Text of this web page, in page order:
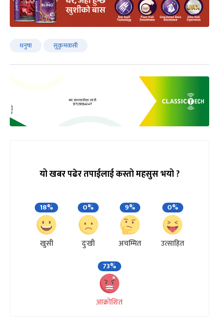
धनुषा सुकुमवासी
यो खबर पढेर तपाईलाई कस्तो महसुस भयो ?
18%
खुसी
0%
दुःखी
9%
अचम्मित
0%
उत्साहित
73%
आक्रोशित